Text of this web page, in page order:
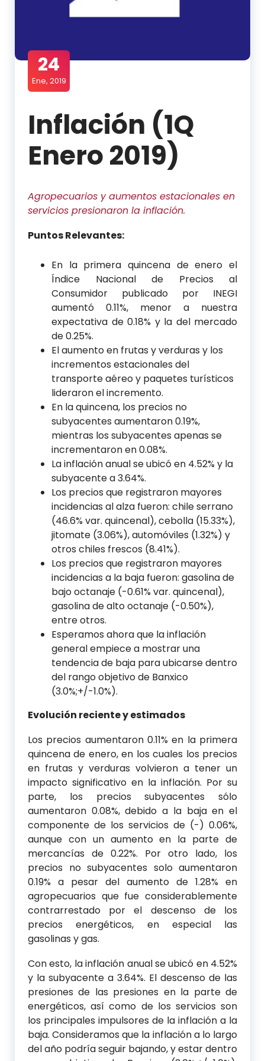
24
Ene, 2019
Inflación (1Q
Enero 2019)
Agropecuarios y aumentos estacionales en
servicios presionaron la inflación.
Puntos Relevantes:
En la primera quincena de enero el
Índice Nacional de Precios al
Consumidor publicado por INEGI
aumentó 0.11%, menor a nuestra
expectativa de 0.18% y la del mercado
de 0.25%.
El aumento en frutas y verduras y los
incrementos estacionales del
transporte aéreo y paquetes turísticos
lideraron el incremento.
En la quincena, los precios no
subyacentes aumentaron 0.19%,
mientras los subyacentes apenas se
incrementaron en 0.08%.
La inflación anual se ubicó en 4.52% y la
subyacente a 3.64%.
Los precios que registraron mayores
incidencias al alza fueron: chile serrano
(46.6% var. quincenal), cebolla (15.33%),
jitomate (3.06%), automóviles (1.32%) y
otros chiles frescos (8.41%).
Los precios que registraron mayores
incidencias a la baja fueron: gasolina de
bajo octanaje (-0.61% var. quincenal),
gasolina de alto octanaje (-0.50%),
entre otros.
Esperamos ahora que la inflación
general empiece a mostrar una
tendencia de baja para ubicarse dentro
del rango objetivo de Banxico
(3.0%;+/-1.0%).
Evolución reciente y estimados
Los precios aumentaron 0.11% en la primera
quincena de enero, en los cuales los precios
en frutas y verduras volvieron a tener un
impacto significativo en la inflación. Por su
parte, los precios subyacentes sólo
aumentaron 0.08%, debido a la baja en el
componente de los servicios de (-) 0.06%,
aunque con un aumento en la parte de
mercancías de 0.22%. Por otro lado, los
precios no subyacentes solo aumentaron
0.19% a pesar del aumento de 1.28% en
agropecuarios que fue considerablemente
contrarrestado por el descenso de los
precios energéticos, en especial las
gasolinas y gas.
Con esto, la inflación anual se ubicó en 4.52%
y la subyacente a 3.64%. El descenso de las
presiones de las presiones en la parte de
energéticos, así como de los servicios son
los principales impulsores de la inflación a la
baja. Consideramos que la inflación a lo largo
del año podría seguir bajando, y estar dentro